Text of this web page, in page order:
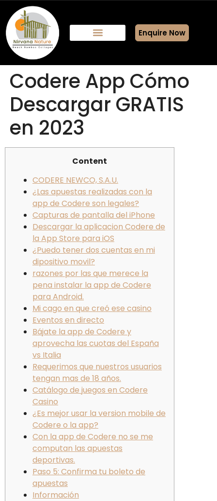
Enquire Now
Codere App Cómo
Descargar GRATIS
en 2023
Content
CODERE NEWCO, S.A.U.
¿Las apuestas realizadas con la
app de Codere son legales?
Capturas de pantalla del iPhone
Descargar la aplicacion Codere de
la App Store para iOS
¿Puedo tener dos cuentas en mi
dipositivo movil?
razones por las que merece la
pena instalar la app de Codere
para Android.
Mi cago en que creó ese casino
Eventos en directo
Bájate la app de Codere y
aprovecha las cuotas del España
vs Italia
Requerimos que nuestros usuarios
tengan mas de 18 años.
Catálogo de juegos en Codere
Casino
¿Es mejor usar la version mobile de
Codere o la app?
Con la app de Codere no se me
computan las apuestas
deportivas.
Paso 5: Confirma tu boleto de
apuestas
Información